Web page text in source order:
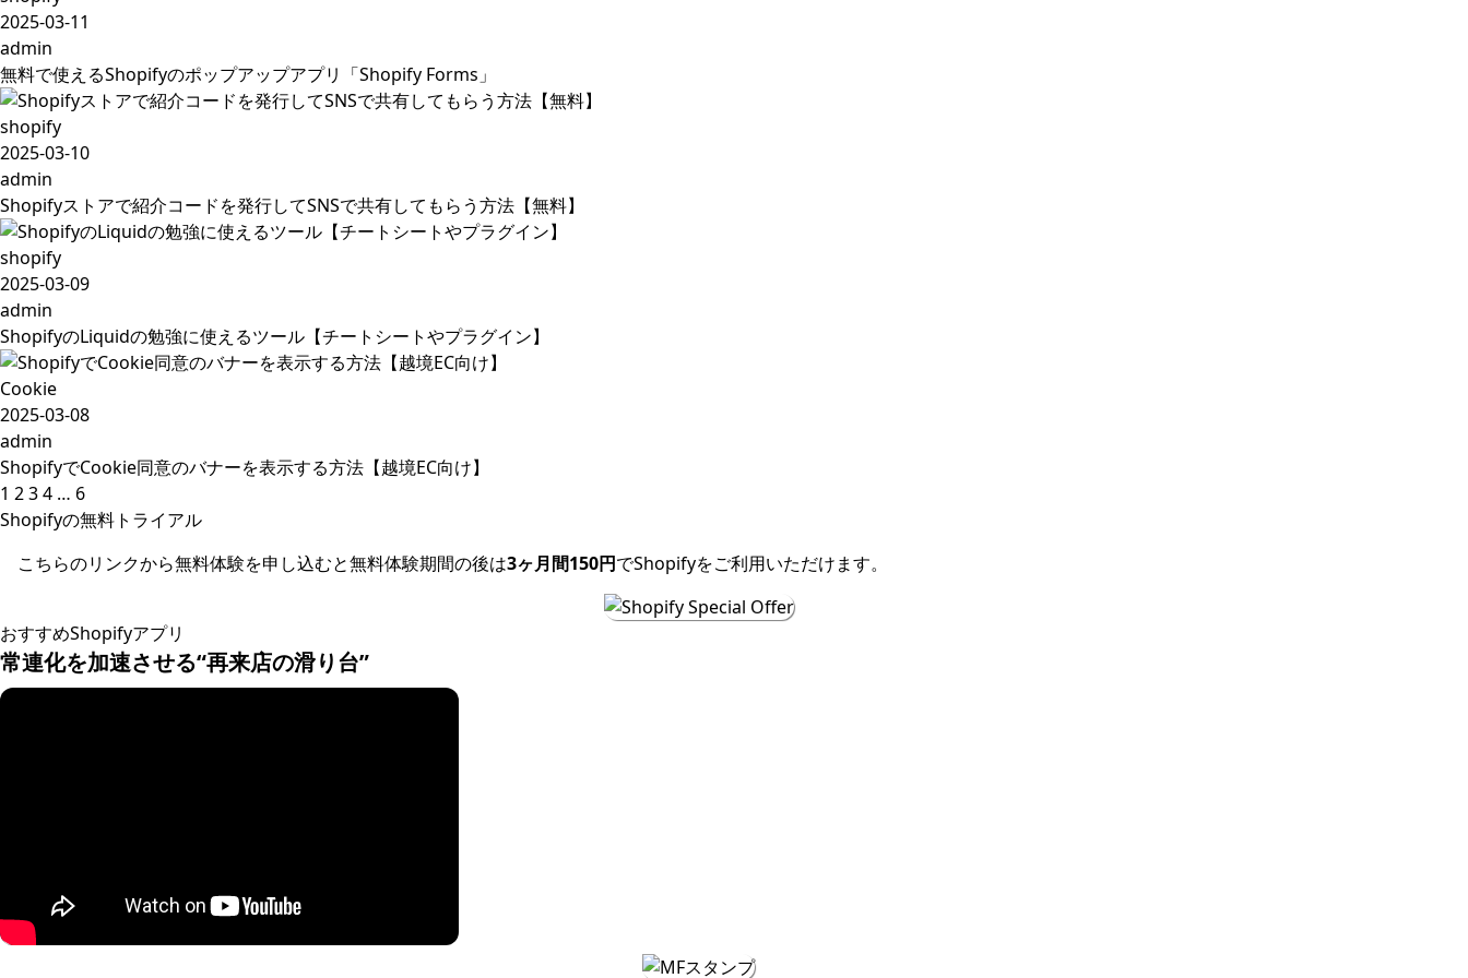
2025-03-11
admin
無料で使えるShopifyのポップアップアプリ「Shopify Forms」
shopify
2025-03-10
admin
Shopifyストアで紹介コードを発行してSNSで共有してもらう方法【無料】
shopify
2025-03-09
admin
ShopifyのLiquidの勉強に使えるツール【チートシートやプラグイン】
Cookie
2025-03-08
admin
ShopifyでCookie同意のバナーを表示する方法【越境EC向け】
1 234 … 6
Shopifyの無料トライアル
こちらのリンクから無料体験を申し込むと無料体験期間の後は3ヶ月間150円でShopifyをご利用いただけます。
おすすめShopifyアプリ
常連化を加速させる“再来店の滑り台”